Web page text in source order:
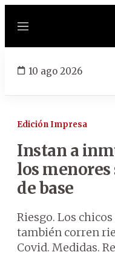
Menú
10 ago 2026
Edición Impresa
Instan a
los
de base
Riesgo. Los
también corren
Covid. Medidas.